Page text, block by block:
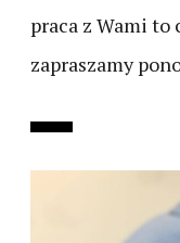
praca z Wami to
zapraszamy